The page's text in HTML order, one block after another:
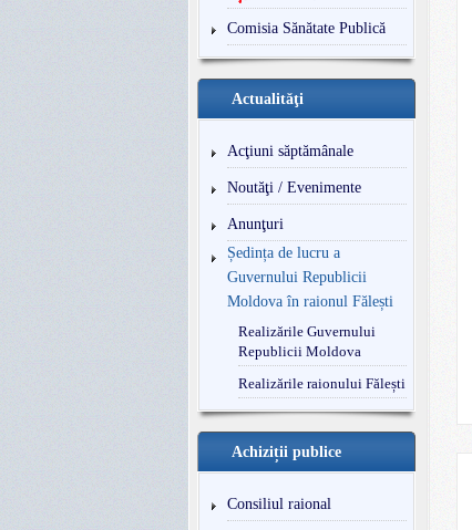
Comisia Sănătate Publică
Actualităţi
Acţiuni săptămânale
Noutăţi / Evenimente
Anunţuri
Ședința de lucru a
Guvernului Republicii
Moldova în raionul Fălești
Realizările Guvernului
Republicii Moldova
Realizările raionului Fălești
Achiziții publice
Consiliul raional